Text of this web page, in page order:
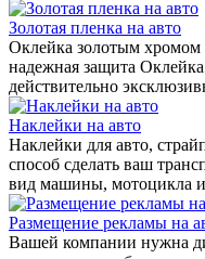
Золотая пленка на авто
Оклейка золотым хромом
надежная защита
действительно
Наклейки на авто
Наклейки для авто,
способ сделать ваш
вид машины, мотоцикла
Размещение рекламы на
Вашей компании нужна